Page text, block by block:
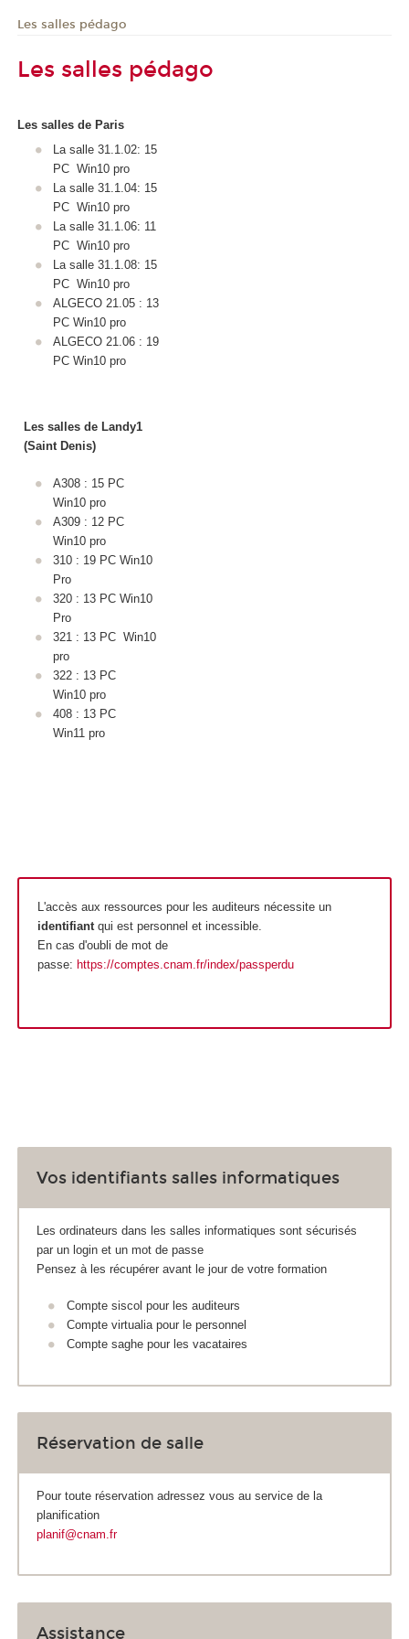
Les salles pédago
Les salles pédago
Les salles de Paris
La salle 31.1.02: 15
PC Win10 pro
La salle 31.1.04: 15
PC Win10 pro
La salle 31.1.06: 11
PC Win10 pro
La salle 31.1.08: 15
PC Win10 pro
ALGECO 21.05 : 13
PC Win10 pro
ALGECO 21.06 : 19
PC Win10 pro
Les salles de Landy1
(Saint Denis)
A308 : 15 PC
Win10 pro
A309 : 12 PC
Win10 pro
310 : 19 PC Win10
Pro
320 : 13 PC Win10
Pro
321 : 13 PC Win10
pro
322 : 13 PC
Win10 pro
408 : 13 PC
Win11 pro
L'accès aux ressources pour les auditeurs nécessite un
identifiantqui est personnel et incessible.
En cas d'oubli de mot de
passe: https://comptes.cnam.fr/index/passperdu
Vos identifiants salles informatiques
Les ordinateurs dans les salles informatiques sont sécurisés
par un login et un mot de passe
Pensez à les récupérer avant le jour de votre formation
Compte siscol pour les auditeurs
Compte virtualia pour le personnel
Compte saghe pour les vacataires
Réservation de salle
Pour toute réservation adressez vous au service de la
planification
planif@cnam.fr
Assistance